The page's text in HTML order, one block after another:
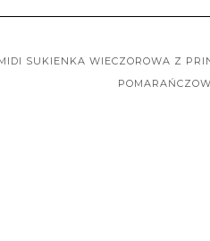
SUKIENKA WIECZOROWA Z